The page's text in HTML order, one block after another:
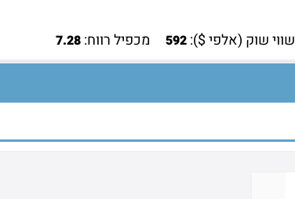
שווי שוק (אלפי $): 592 מכפיל רווח: 7.28